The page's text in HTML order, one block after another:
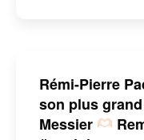
Rémi-Pierre
son plus
Messier